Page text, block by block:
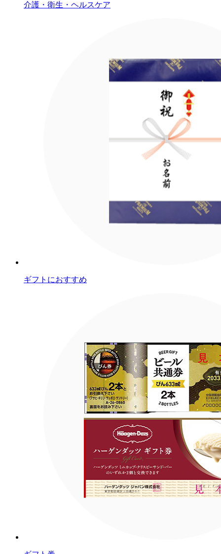
介護・衛生・ヘルスケア
ギフトにおすすめ